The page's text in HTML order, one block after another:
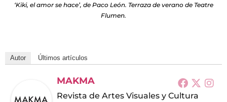
‘Kiki, el amor se hace’, de Paco León. Terraza de verano de Teatre
Flumen.
Autor Últimos artículos
MAKMA
Revista de Artes Visuales y Cultura